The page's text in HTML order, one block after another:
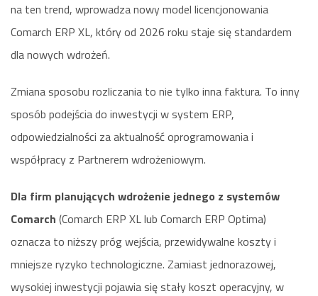
na ten trend, wprowadza nowy model licencjonowania
Comarch ERP XL, który od 2026 roku staje się standardem
dla nowych wdrożeń.
Zmiana sposobu rozliczania to nie tylko inna faktura. To inny
sposób podejścia do inwestycji w system ERP,
odpowiedzialności za aktualność oprogramowania i
współpracy z Partnerem wdrożeniowym.
Dla firm planujących wdrożenie jednego z systemów
Comarch (Comarch ERP XL lub Comarch ERP Optima)
oznacza to niższy próg wejścia, przewidywalne koszty i
mniejsze ryzyko technologiczne. Zamiast jednorazowej,
wysokiej inwestycji pojawia się stały koszt operacyjny, w